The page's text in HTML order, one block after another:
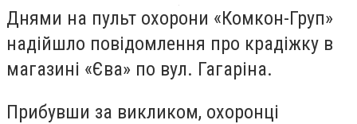
Днями на пульт охорони «Комкон-Груп»
надійшло повідомлення про крадіжку в
магазині «Єва» по вул. Гагаріна.
Прибувши за викликом, охоронці